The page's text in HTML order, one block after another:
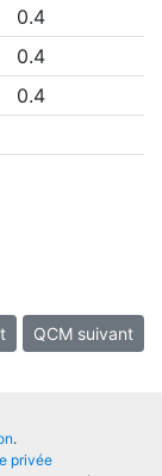
0.4
0.4
0.4
QCM suivant
.
privée